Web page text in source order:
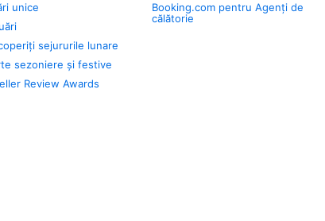
unice
sejururile lunare
sezoniere și festive
Review Awards
Booking.com pentru Agenți de
călătorie